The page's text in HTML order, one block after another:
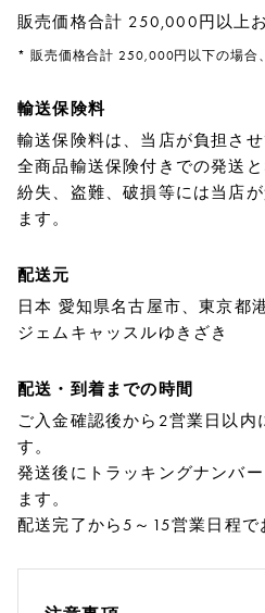
販売価格合計 250,000円以上
* 販売価格合計 250,000円以下の場合
輸送保険料
輸送保険料は、当店が負担させ
全商品輸送保険付きでの発送
紛失、盗難、破損等には当店
ます。
配送元
日本 愛知県名古屋市、東京都
ジェムキャッスルゆきざき
配送・到着までの時間
ご入金確認後から2営業日以内
す。
発送後にトラッキングナンバ
ます。
配送完了から5～15営業日程で